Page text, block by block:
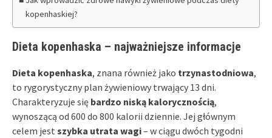
kopenhaskiej?
Dieta kopenhaska – najważniejsze informacje
Dieta kopenhaska, znana również jako trzynastodniowa,
to rygorystyczny plan żywieniowy trwający 13 dni.
Charakteryzuje się bardzo niską kalorycznością,
wynoszącą od 600 do 800 kalorii dziennie. Jej głównym
celem jest szybka utrata wagi– w ciągu dwóch tygodni